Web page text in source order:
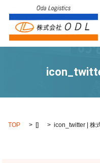
TOP [] icon_twitter | 株